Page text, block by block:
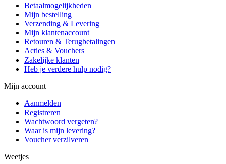
Betaalmogelijkheden
Mijn bestelling
Verzending & Levering
Mijn klantenaccount
Retouren & Terugbetalingen
Acties & Vouchers
Zakelijke klanten
Heb je verdere hulp nodig?
Mijn account
Aanmelden
Registreren
Wachtwoord vergeten?
Waar is mijn levering?
Voucher verzilveren
Weetjes